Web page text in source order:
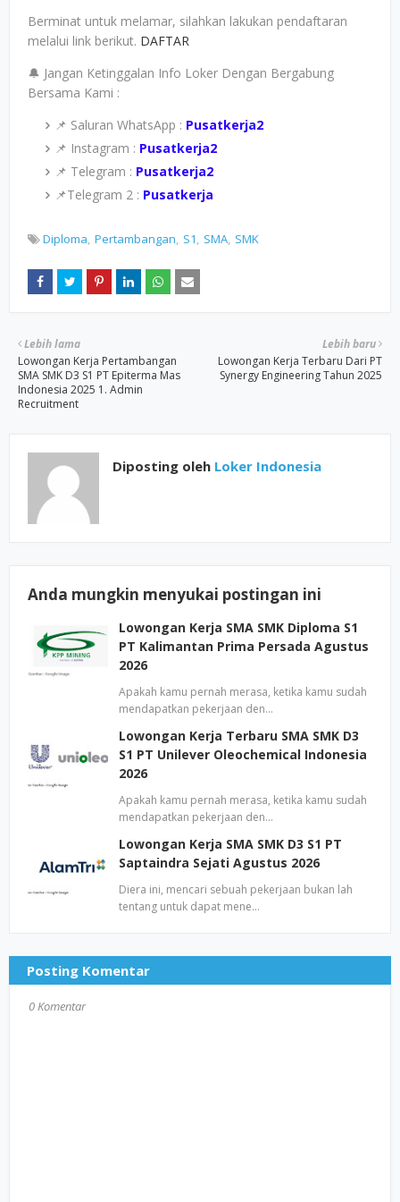
Berminat untuk melamar, silahkan lakukan pendaftaran
melalui link berikut. DAFTAR
🔔 Jangan Ketinggalan Info Loker Dengan Bergabung
Bersama Kami :
📌 Saluran WhatsApp : Pusatkerja2
📌 Instagram : Pusatkerja2
📌 Telegram : Pusatkerja2
📌Telegram 2 : Pusatkerja
Diploma Pertambangan S1 SMA SMK
Lebih baru
Lowongan Kerja Terbaru Dari PT
Synergy Engineering Tahun 2025
Lebih lama
Lowongan Kerja Pertambangan
SMA SMK D3 S1 PT Epiterma Mas
Indonesia 2025 1. Admin
Recruitment
Diposting oleh Loker Indonesia
Anda mungkin menyukai postingan ini
Lowongan Kerja SMA SMK Diploma S1
PT Kalimantan Prima Persada Agustus
2026
Apakah kamu pernah merasa, ketika kamu sudah
mendapatkan pekerjaan den…
Lowongan Kerja Terbaru SMA SMK D3
S1 PT Unilever Oleochemical Indonesia
2026
Apakah kamu pernah merasa, ketika kamu sudah
mendapatkan pekerjaan den…
Lowongan Kerja SMA SMK D3 S1 PT
Saptaindra Sejati Agustus 2026
Diera ini, mencari sebuah pekerjaan bukan lah
tentang untuk dapat mene…
Posting Komentar
0 Komentar